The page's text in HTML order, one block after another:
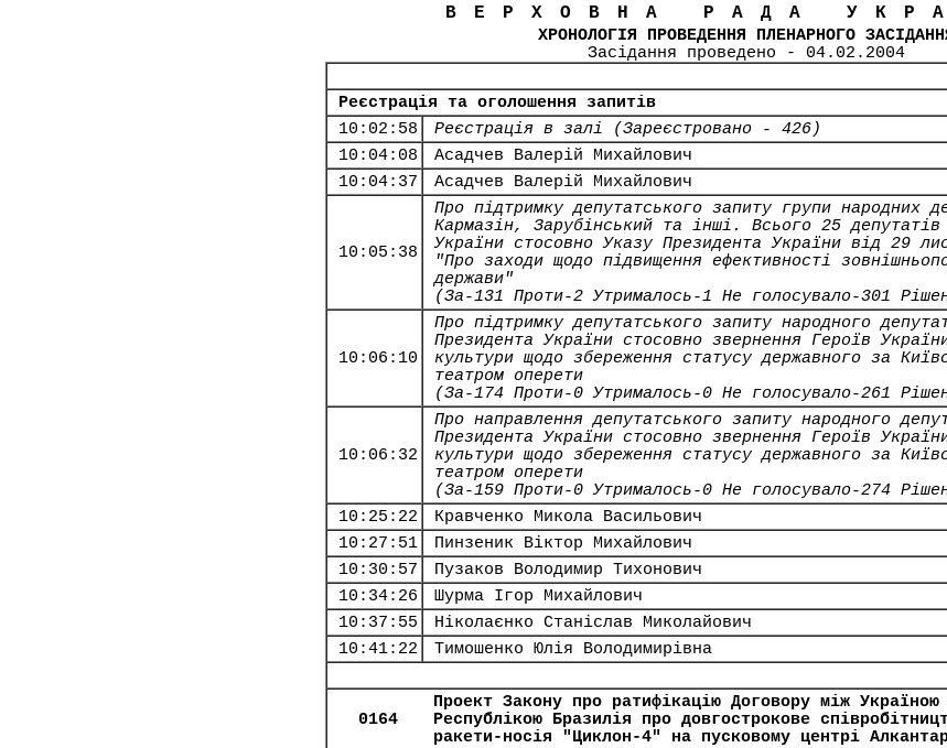
ВЕРХОВНА РАДА
ХРОНОЛОГІЯ ПРОВЕДЕННЯ ПЛЕНАРНОГО
Засідання проведено - 04.02.2004
Реєстрація та оголошення запитів
10:02:58
Реєстрація в залі (Зареєстровано - 426)
10:04:08
Асадчев Валерій Михайлович
10:04:37
Асадчев Валерій Михайлович
10:05:38
Про підтримку депутатського запиту групи народних
Кармазін, Зарубінський та інші. Всього 25
України стосовно Указу Президента України від 29
"Про заходи щодо підвищення ефективності
держави"
(За-131 Проти-2 Утрималось-1 Не голосувало-301
10:06:10
Про підтримку депутатського запиту народного
Президента України стосовно звернення Героїв
культури щодо збереження статусу державного за
театром оперети
(За-174 Проти-0 Утрималось-0 Не голосувало-261
10:06:32
Про направлення депутатського запиту народного
Президента України стосовно звернення Героїв
культури щодо збереження статусу державного за
театром оперети
(За-159 Проти-0 Утрималось-0 Не голосувало-274
10:25:22
Кравченко Микола Васильович
10:27:51
Пинзеник Віктор Михайлович
10:30:57
Пузаков Володимир Тихонович
10:34:26
Шурма Ігор Михайлович
10:37:55
Ніколаєнко Станіслав Миколайович
10:41:22
Тимошенко Юлія Володимирівна
0164
Проект Закону про ратифікацію Договору між Україною
Республікою Бразилія про довгострокове
ракети-носія "Циклон-4" на пусковому центрі